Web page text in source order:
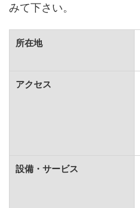
みて下さい。
所在地
アクセス
設備・サービス